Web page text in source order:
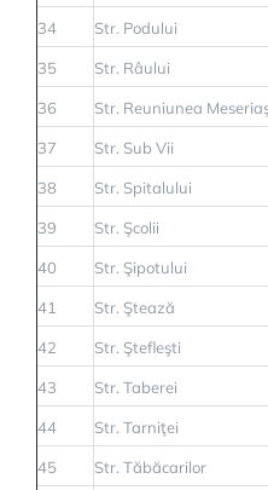
34 Str. Podului
35 Str. Râului
36 Str. Reuniunea
37 Str. Sub Vii
38 Str. Spitalului
39 Str. Şcolii
40 Str. Şipotului
41 Str. Ştează
42 Str. Ştefleşti
43 Str. Taberei
44 Str. Tarniţei
45 Str. Tăbăcarilor